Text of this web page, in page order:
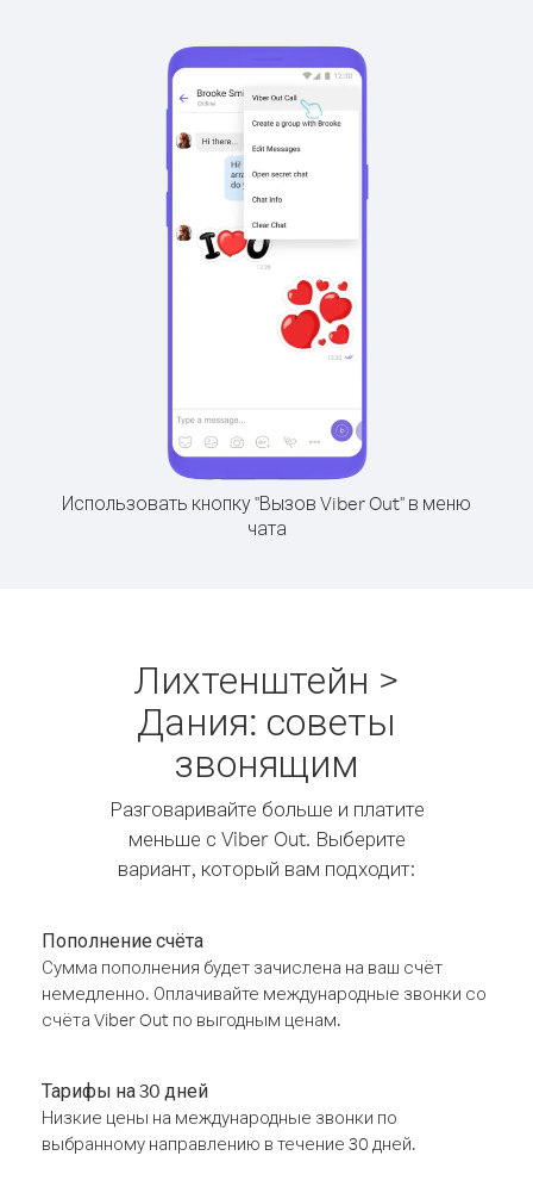
Использовать кнопку "Вызов Viber Out" в меню
чата
Лихтенштейн >
Дания: советы
звонящим
Разговаривайте больше и платите
меньше с Viber Out. Выберите
вариант, который вам подходит:
Пополнение счёта
Сумма пополнения будет зачислена на ваш счёт
немедленно. Оплачивайте международные звонки со
счёта Viber Out по выгодным ценам.
Тарифы на 30 дней
Низкие цены на международные звонки по
выбранному направлению в течение 30 дней.